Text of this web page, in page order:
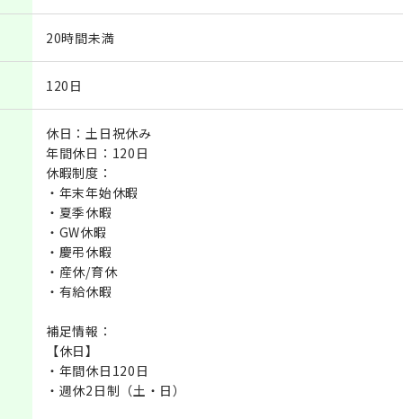
20時間未満
120日
休日：土日祝休み
年間休日：120日
休暇制度：
・年末年始休暇
・夏季休暇
・GW休暇
・慶弔休暇
・産休/育休
・有給休暇
補足情報：
【休日】
・年間休日120日
・週休2日制（土・日）